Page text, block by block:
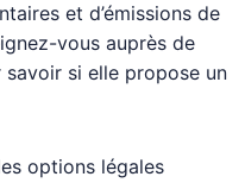
et d’émissions de
vous auprès de
si elle propose un
options légales